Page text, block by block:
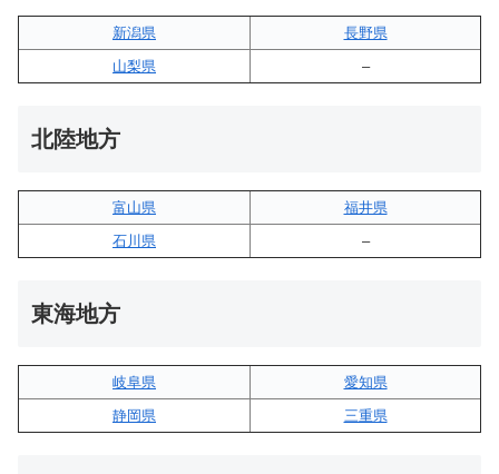
新潟県
長野県
山梨県
–
北陸地方
富山県
福井県
石川県
–
東海地方
岐阜県
愛知県
静岡県
三重県